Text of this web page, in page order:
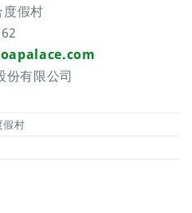
假村
份有限公司
假村